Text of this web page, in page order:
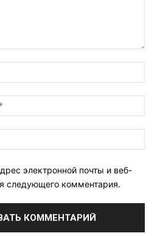
электронной почты и веб-
следующего комментария.